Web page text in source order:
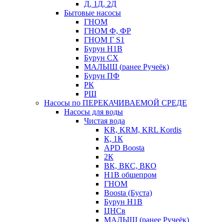
Д, 1Д, 2Д
Бытовые насосы
ГНОМ
ГНОМ Ф, ФР
ГНОМ Г S1
Бурун Н1В
Бурун СХ
МАЛЫШ (ранее Ручеёк)
Бурун ПФ
РК
РШ
Насосы по ПЕРЕКАЧИВАЕМОЙ СРЕДЕ
Насосы для воды
Чистая вода
KR, KRM, KRL Kordis
К, 1К
APD Boosta
2К
ВК, ВКС, ВКО
Н1В общепром
ГНОМ
Boosta (Буста)
Бурун Н1В
ЦНСв
МАЛЫШ (ранее Ручеёк)